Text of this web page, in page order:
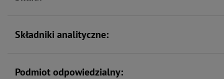
Składniki analityczne:
Podmiot odpowiedzialny: